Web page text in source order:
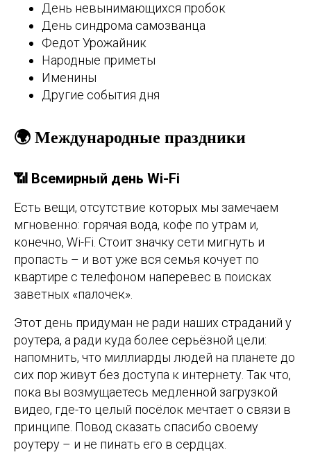
День невынимающихся пробок
День синдрома самозванца
Федот Урожайник
Народные приметы
Именины
Другие события дня
🌍 Международные праздники
📶 Всемирный день Wi-Fi
Есть вещи, отсутствие которых мы замечаем
мгновенно: горячая вода, кофе по утрам и,
конечно, Wi-Fi. Стоит значку сети мигнуть и
пропасть – и вот уже вся семья кочует по
квартире с телефоном наперевес в поисках
заветных «палочек».
Этот день придуман не ради наших страданий у
роутера, а ради куда более серьёзной цели:
напомнить, что миллиарды людей на планете до
сих пор живут без доступа к интернету. Так что,
пока вы возмущаетесь медленной загрузкой
видео, где-то целый посёлок мечтает о связи в
принципе. Повод сказать спасибо своему
роутеру – и не пинать его в сердцах.